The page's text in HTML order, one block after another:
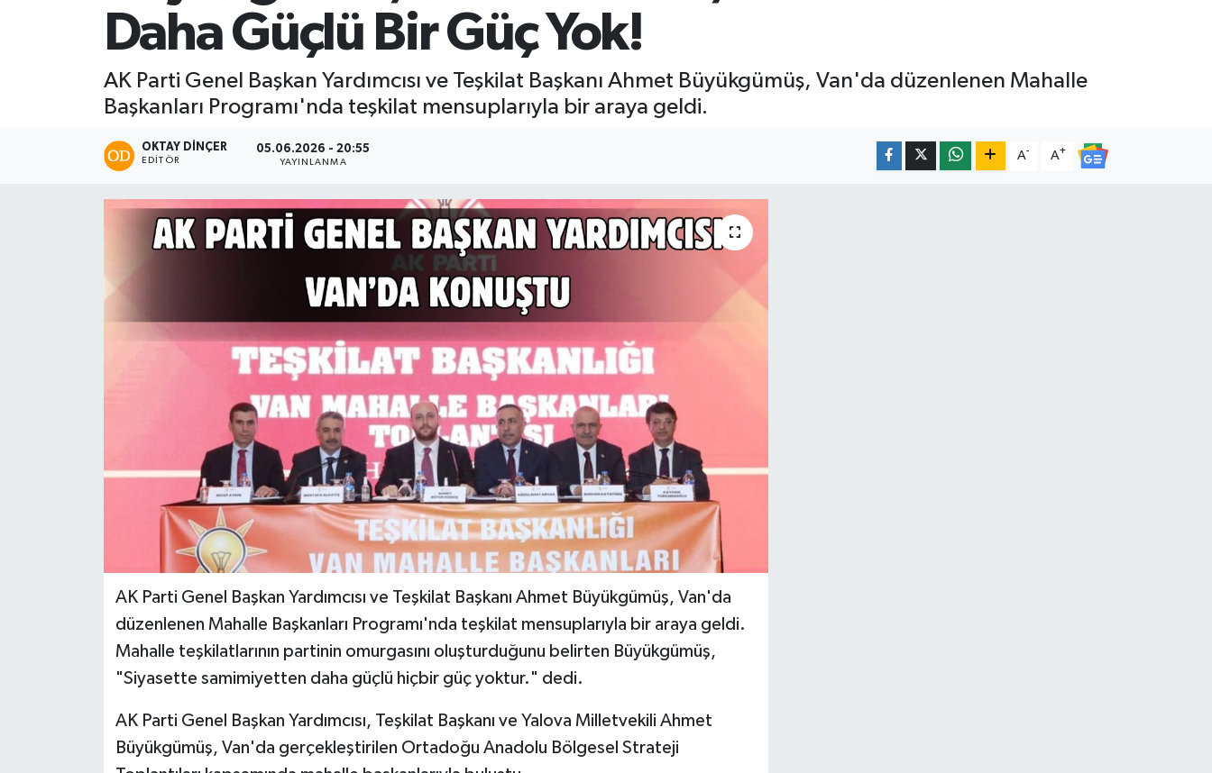
Daha Güçlü Bir Güç Yok!
AK Parti Genel Başkan Yardımcısı ve Teşkilat Başkanı Ahmet Büyükgümüş, Van'da düzenlenen Mahalle
Başkanları Programı'nda teşkilat mensuplarıyla bir araya geldi.
OKTAY DİNÇER
EDITÖR
05.06.2026 - 20:55
YAYINLANMA
A- A+
AK Parti Genel Başkan Yardımcısı ve Teşkilat Başkanı Ahmet Büyükgümüş, Van'da
düzenlenen Mahalle Başkanları Programı'nda teşkilat mensuplarıyla bir araya geldi.
Mahalle teşkilatlarının partinin omurgasını oluşturduğunu belirten Büyükgümüş,
"Siyasette samimiyetten daha güçlü hiçbir güç yoktur." dedi.
AK Parti Genel Başkan Yardımcısı, Teşkilat Başkanı ve Yalova Milletvekili Ahmet
Büyükgümüş, Van'da gerçekleştirilen Ortadoğu Anadolu Bölgesel Strateji